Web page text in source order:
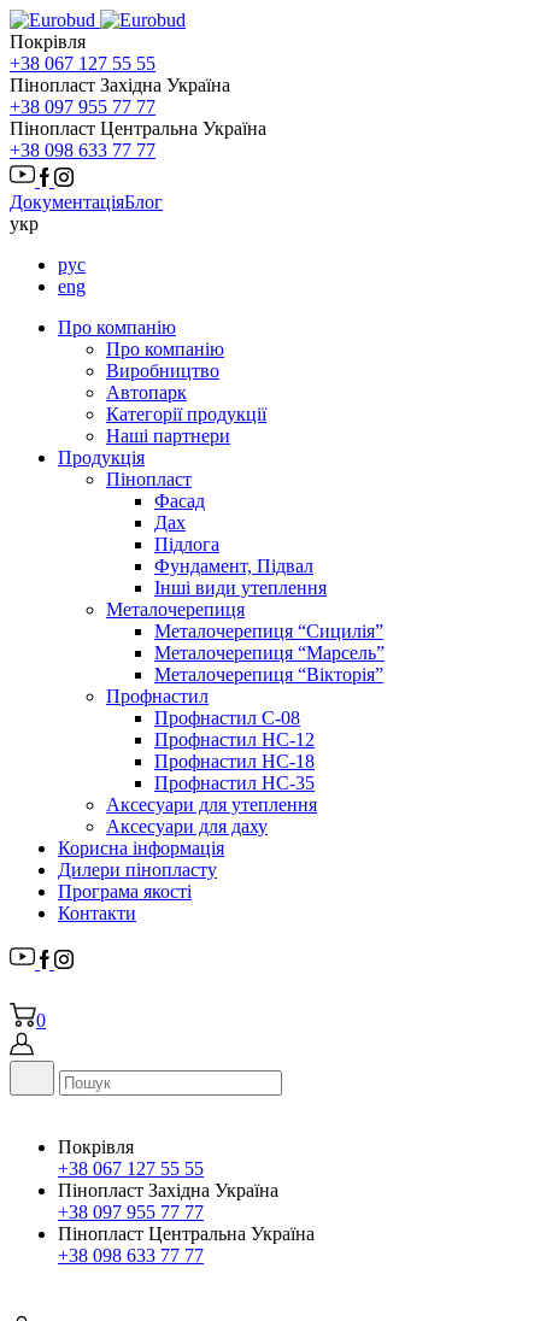
Покрівля
+38 067 127 55 55
Пінопласт Західна Україна
+38 097 955 77 77
Пінопласт Центральна Україна
+38 098 633 77 77
ДокументаціяБлог
укр
рус
eng
Про компанію
Про компанію
Виробництво
Автопарк
Категорії продукції
Наші партнери
Продукція
Пінопласт
Фасад
Дах
Підлога
Фундамент, Підвал
Інші види утеплення
Металочерепиця
Металочерепиця “Сицилія”
Металочерепиця “Марсель”
Металочерепиця “Вікторія”
Профнастил
Профнастил С-08
Профнастил НС-12
Профнастил НС-18
Профнастил НС-35
Аксесуари для утеплення
Аксесуари для даху
Корисна інформація
Дилери пінопласту
Програма якості
Контакти
0
Покрівля
+38 067 127 55 55
Пінопласт Західна Україна
+38 097 955 77 77
Пінопласт Центральна Україна
+38 098 633 77 77